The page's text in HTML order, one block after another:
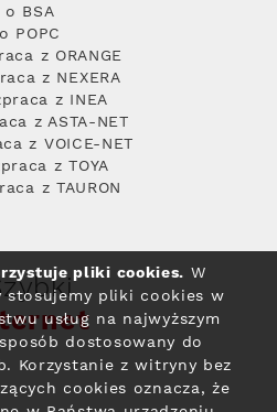
o BSA
o POPC
z ORANGE
z NEXERA
z INEA
z ASTA-NET
z VOICE-NET
z TOYA
z TAURON
pliki cookies. W
stosujemy pliki cookies w
usług na najwyższym
dostosowany do
Korzystanie z witryny bez
cookies oznacza, że